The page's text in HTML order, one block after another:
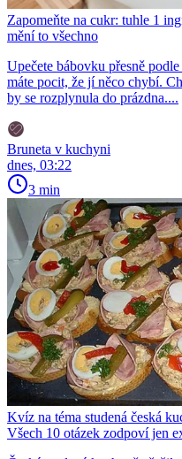
Zapomeňte na cukr: tuhle 1
mění to všechno
Upečete bábovku přesně
máte pocit, že jí něco chybí.
by se rozplynula do prázdna....
Bruneta v kuchyni
dnes, 03:22
3 min
Kvíz na téma studená česká
Všech 10 otázek zodpoví jen